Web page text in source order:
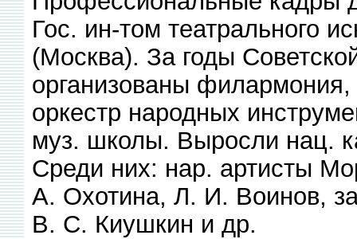
Гос. ин-том театрального
(Москва). За годы
организованы
оркестр народных
муз. школы. Выросли нац.
Среди них: нар. артисты
А. Охотина, Л. И. Воинов,
В. С. Киушкин и др.